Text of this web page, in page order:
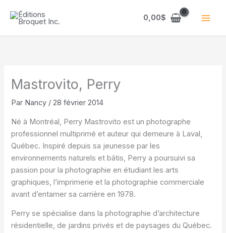
0,00$
Mastrovito, Perry
Par Nancy /28 février 2014
Né à Montréal, Perry Mastrovito est un photographe
professionnel multiprimé et auteur qui demeure à Laval,
Québec. Inspiré depuis sa jeunesse par les
environnements naturels et bâtis, Perry a poursuivi sa
passion pour la photographie en étudiant les arts
graphiques, l’imprimerie et la photographie commerciale
avant d’entamer sa carrière en 1978.
Perry se spécialise dans la photographie d’architecture
résidentielle, de jardins privés et de paysages du Québec.